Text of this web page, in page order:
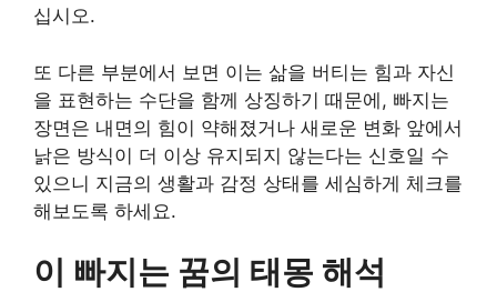
십시오.
또 다른 부분에서 보면 이는 삶을 버티는 힘과 자신
을 표현하는 수단을 함께 상징하기 때문에, 빠지는
장면은 내면의 힘이 약해졌거나 새로운 변화 앞에서
낡은 방식이 더 이상 유지되지 않는다는 신호일 수
있으니 지금의 생활과 감정 상태를 세심하게 체크를
해보도록 하세요.
이 빠지는 꿈의 태몽 해석